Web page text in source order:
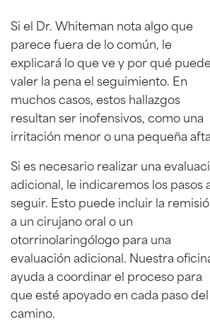
Si el Dr. Whiteman nota algo que
parece fuera de lo común, le
explicará lo que ve y por qué puede
valer la pena el seguimiento. En
muchos casos, estos hallazgos
resultan ser inofensivos, como una
irritación menor o una pequeña
Si es necesario realizar una
adicional, le indicaremos los pasos
seguir. Esto puede incluir la
a un cirujano oral o un
otorrinolaringólogo para una
evaluación adicional. Nuestra
ayuda a coordinar el proceso para
que esté apoyado en cada paso del
camino.